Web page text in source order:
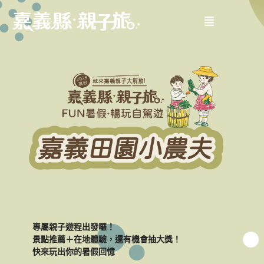
專屬親子遊程出發囉！
景點推薦＋在地體驗，還有機會抽大獎！
快來玩出你的暑假回憶